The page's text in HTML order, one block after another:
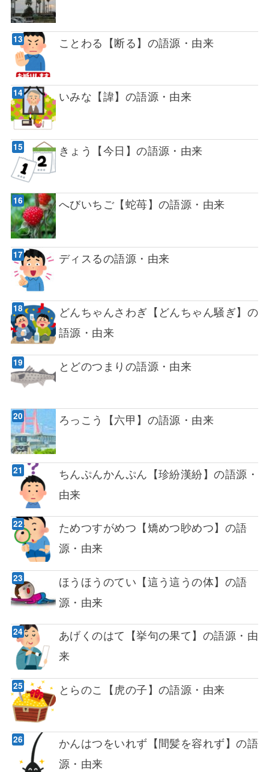
ことわる【断る】の語源・由来
いみな【諱】の語源・由来
きょう【今日】の語源・由来
へびいちご【蛇苺】の語源・由来
ディスるの語源・由来
どんちゃんさわぎ【どんちゃん騒ぎ】の
語源・由来
とどのつまりの語源・由来
ろっこう【六甲】の語源・由来
ちんぷんかんぷん【珍紛漢紛】の語源・
由来
ためつすがめつ【矯めつ眇めつ】の語
源・由来
ほうほうのてい【這う這うの体】の語
源・由来
あげくのはて【挙句の果て】の語源・由
来
とらのこ【虎の子】の語源・由来
かんはつをいれず【間髪を容れず】の語
源・由来